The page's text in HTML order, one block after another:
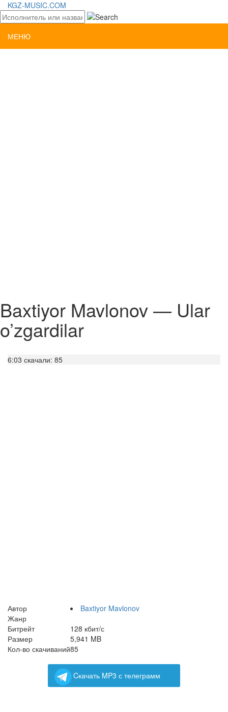
KGZ-MUSIC.COM
МЕНЮ
Baxtiyor Mavlonov — Ular
o’zgardilar
6:03 скачали: 85
Автор
Baxtiyor Mavlonov
Жанр
Битрейт
128 кбит/с
Размер
5,941 MB
Кол-во скачиваний85
Cкачать MP3 с телеграмм